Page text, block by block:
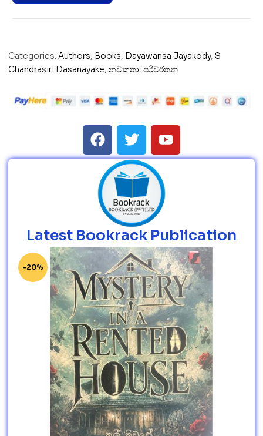
Categories: Authors, Books, Dayawansa Jayakody, S
Chandrasiri Dasanayake, නවකතා, පරිවර්තන
Latest Bookrack Publication
-20%